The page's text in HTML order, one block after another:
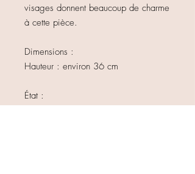
visages donnent beaucoup de charme
à cette pièce.
Dimensions :
Hauteur : environ 36 cm
État :